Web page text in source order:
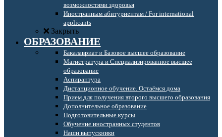
возможностями здоровья
Иностранным абитуриентам / For international
applicants
Закрыть
ОБРАЗОВАНИЕ
Бакалавриат и Базовое высшее образование
Магистратура и Специализированное высшее
образование
Аспирантура
Дистанционное обучение. Остаёмся дома
Прием для получения второго высшего образования
Дополнительное образование
Подготовительные курсы
Обучение иностранных студентов
Наши выпускники